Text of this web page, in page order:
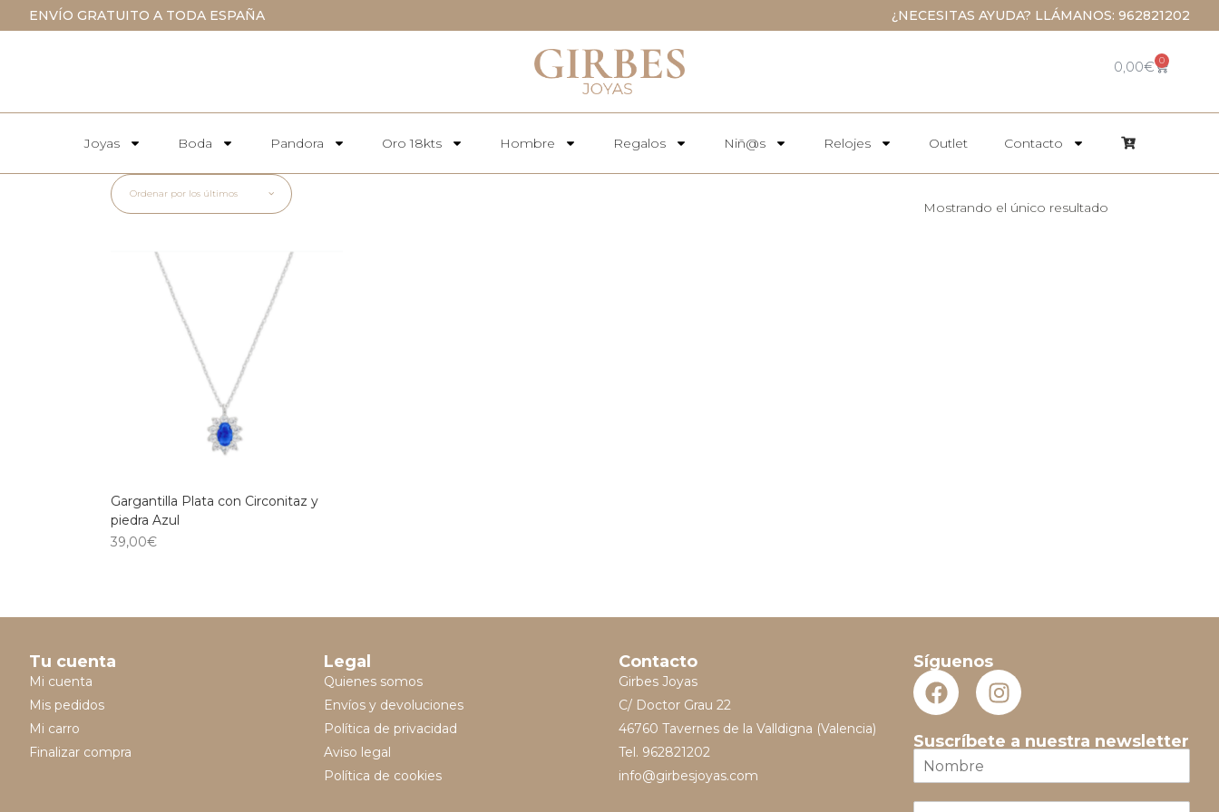
ENVÍO GRATUITO A TODA ESPAÑA ¿NECESITAS AYUDA? LLÁMANOS: 962821202
0,00€ 0
Joyas Boda Pandora Oro 18kts Hombre Regalos Niñ@s Relojes Outlet Contacto
Mostrando el único resultado
Ordenar por los últimos
Gargantilla Plata con Circonitaz y
piedra Azul
39,00€
Tu cuenta
Mi cuenta
Mis pedidos
Mi carro
Finalizar compra
Legal
Quienes somos
Envíos y devoluciones
Política de privacidad
Aviso legal
Política de cookies
Contacto
Girbes Joyas
C/ Doctor Grau 22
46760 Tavernes de la Valldigna (Valencia)
Tel. 962821202
info@girbesjoyas.com
Síguenos
Suscríbete a nuestra newsletter